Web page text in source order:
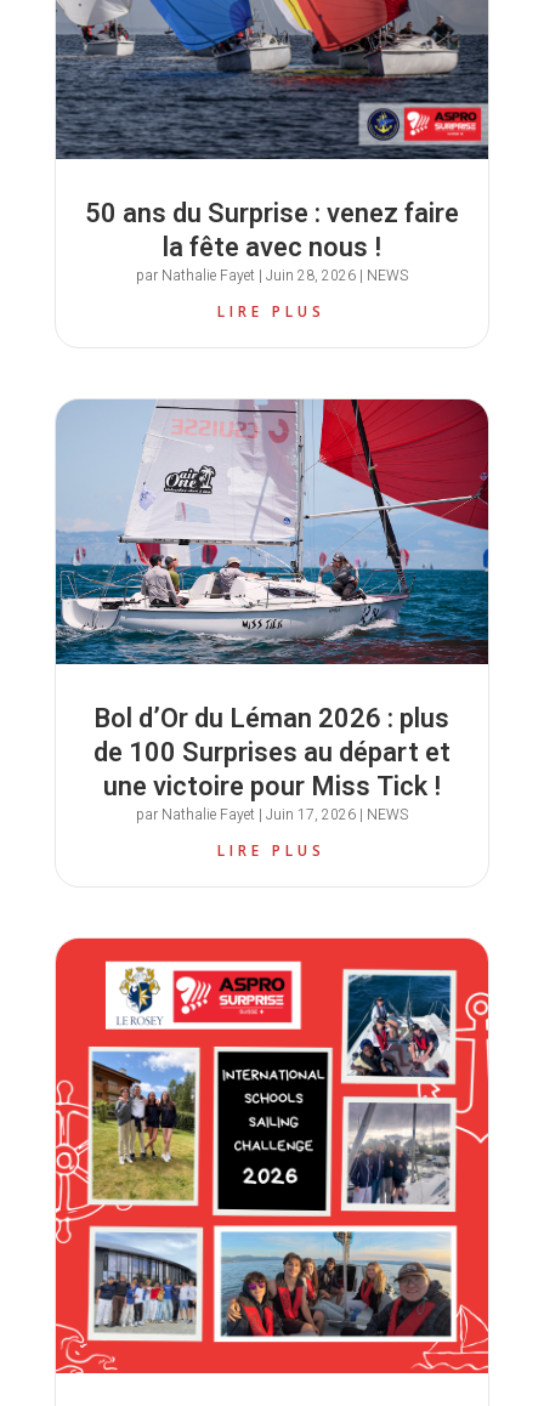
50 ans du Surprise : venez faire
la fête avec nous !
par Nathalie Fayet| Juin 28, 2026| NEWS
LIRE PLUS
Bol d’Or du Léman 2026 : plus
de 100 Surprises au départ et
une victoire pour Miss Tick !
par Nathalie Fayet| Juin 17, 2026| NEWS
LIRE PLUS